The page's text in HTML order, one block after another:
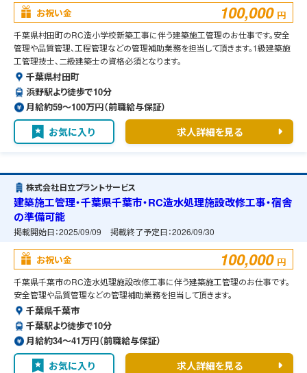
お祝い金 100,000 円
千葉県村田町のRC造小学校新築工事に伴う建築施工管理のお仕事です。安全
管理や品質管理、工程管理などの管理補助業務を担当して頂きます。1級建築施
工管理技士、二級建築士の資格必須となります。
千葉県村田町
浜野駅より徒歩で10分
月給約59〜100万円（前職給与保証）
お気に入り 求人詳細を見る
株式会社日立プラントサービス
建築施工管理・千葉県千葉市・RC造水処理施設改修工事・宿舎
の準備可能
掲載開始日：2025/09/09 掲載終了予定日：2026/09/30
お祝い金 100,000 円
千葉県千葉市のRC造水処理施設改修工事に伴う建築施工管理のお仕事です。
安全管理や品質管理などの管理補助業務を担当して頂きます。
千葉県千葉市
千葉駅より徒歩で10分
月給約34〜41万円（前職給与保証）
お気に入り 求人詳細を見る